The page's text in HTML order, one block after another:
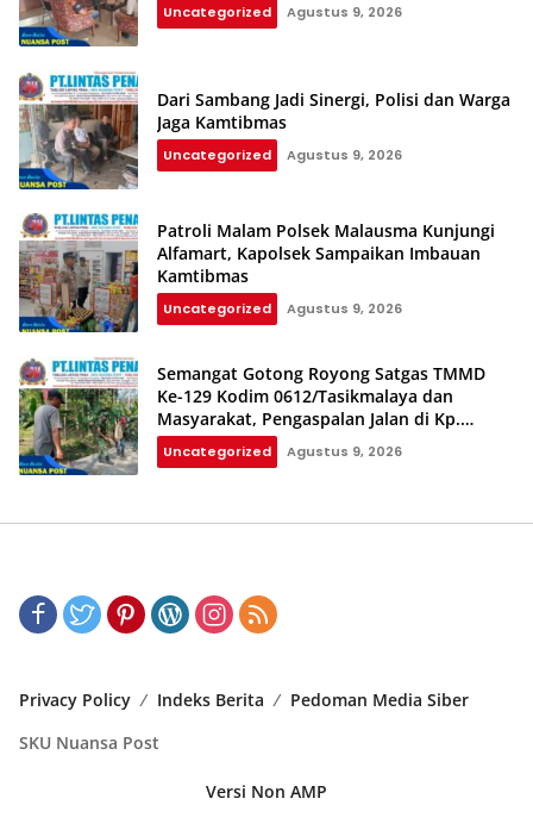
Uncategorized Agustus 9, 2026
Dari Sambang Jadi Sinergi, Polisi dan Warga
Jaga Kamtibmas
Uncategorized Agustus 9, 2026
Patroli Malam Polsek Malausma Kunjungi
Alfamart, Kapolsek Sampaikan Imbauan
Kamtibmas
Uncategorized Agustus 9, 2026
Semangat Gotong Royong Satgas TMMD
Ke-129 Kodim 0612/Tasikmalaya dan
Masyarakat, Pengaspalan Jalan di Kp.
Cilintung Berjalan Lancar
Uncategorized Agustus 9, 2026
Privacy Policy Indeks Berita
Pedoman Media Siber
SKU Nuansa Post
Versi Non AMP